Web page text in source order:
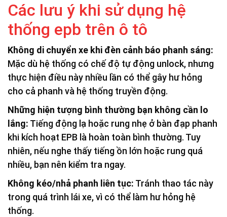
Các lưu ý khi sử dụng hệ
thống epb trên ô tô
Không di chuyển xe khi đèn cảnh báo phanh sáng:
Mặc dù hệ thống có chế độ tự động unlock, nhưng
thực hiện điều này nhiều lần có thể gây hư hỏng
cho cả phanh và hệ thống truyền động.
Những hiện tượng bình thường bạn không cần lo
lắng: Tiếng động lạ hoặc rung nhẹ ở bàn đạp phanh
khi kích hoạt EPB là hoàn toàn bình thường. Tuy
nhiên, nếu nghe thấy tiếng ồn lớn hoặc rung quá
nhiều, bạn nên kiểm tra ngay.
Không kéo/nhả phanh liên tục: Tránh thao tác này
trong quá trình lái xe, vì có thể làm hư hỏng hệ
thống.